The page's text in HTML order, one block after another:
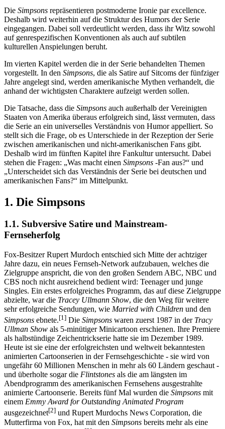
Die Simpsons repräsentieren postmoderne Ironie par excellence.
Deshalb wird weiterhin auf die Struktur des Humors der Serie
eingegangen. Dabei soll verdeutlicht werden, dass ihr Witz sowohl
auf genrespezifischen Konventionen als auch auf subtilen
kulturellen Anspielungen beruht.
Im vierten Kapitel werden die in der Serie behandelten Themen
vorgestellt. In den Simpsons, die als Satire auf Sitcoms der fünfziger
Jahre angelegt sind, werden amerikanische Mythen verhandelt, die
anhand der wichtigsten Charaktere aufzeigt werden sollen.
Die Tatsache, dass die Simpsons auch außerhalb der Vereinigten
Staaten von Amerika überaus erfolgreich sind, lässt vermuten, dass
die Serie an ein universelles Verständnis von Humor appelliert. So
stellt sich die Frage, ob es Unterschiede in der Rezeption der Serie
zwischen amerikanischen und nicht-amerikanischen Fans gibt.
Deshalb wird im fünften Kapitel ihre Fankultur untersucht. Dabei
stehen die Fragen: „Was macht einen Simpsons -Fan aus?“ und
„Unterscheidet sich das Verständnis der Serie bei deutschen und
amerikanischen Fans?“ im Mittelpunkt.
1. Die Simpsons
1.1. Subversive Satire und Mainstream-
Fernseherfolg
Fox-Besitzer Rupert Murdoch entschied sich Mitte der achtziger
Jahre dazu, ein neues Fernseh-Network aufzubauen, welches die
Zielgruppe anspricht, die von den großen Sendern ABC, NBC und
CBS noch nicht ausreichend bedient wird: Teenager und junge
Singles. Ein erstes erfolgreiches Programm, das auf diese Zielgruppe
abzielte, war die Tracey Ullmann Show, die den Weg für weitere
sehr erfolgreiche Sendungen, wie Married with Children und den
Simpsons ebnete.[1] Die Simpsons waren zuerst 1987 in der Tracy
Ullman Show als 5-minütiger Minicartoon erschienen. Ihre Premiere
als halbstündige Zeichentrickserie hatte sie im Dezember 1989.
Heute ist sie eine der erfolgreichsten und weltweit bekanntesten
animierten Cartoonserien in der Fernsehgeschichte - sie wird von
ungefähr 60 Millionen Menschen in mehr als 60 Ländern geschaut -
und überholte sogar die Flintstones als die am längsten im
Abendprogramm des amerikanischen Fernsehens ausgestrahlte
animierte Cartoonserie. Bereits fünf Mal wurden die Simpsons mit
einem Emmy Award for Outstanding Animated Program
ausgezeichnet[2] und Rupert Murdochs News Corporation, die
Mutterfirma von Fox, hat mit den Simpsons bereits mehr als eine